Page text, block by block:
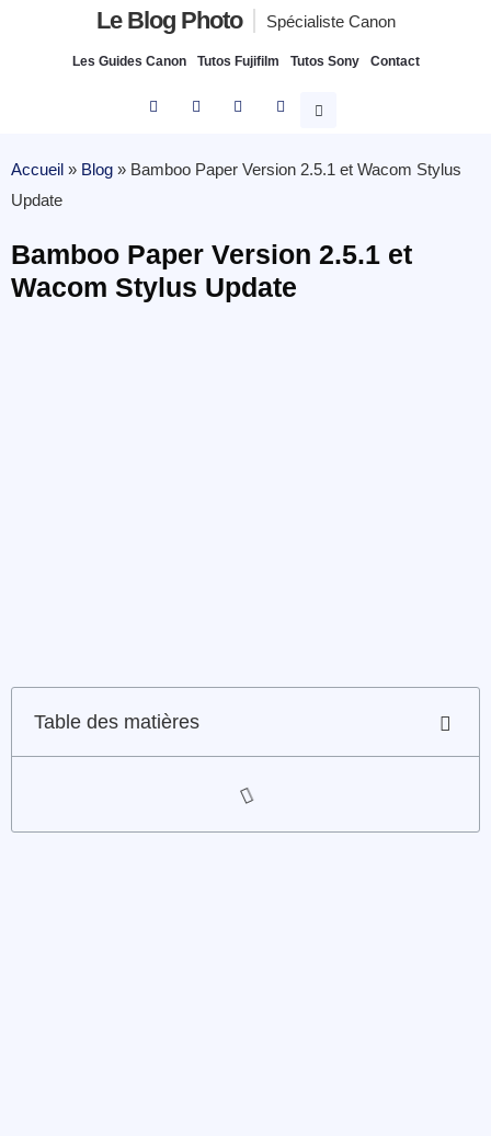
Le Blog Photo Spécialiste Canon
Les Guides Canon Tutos Fujifilm Tutos Sony Contact
Accueil » Blog » Bamboo Paper Version 2.5.1 et Wacom Stylus
Update
Bamboo Paper Version 2.5.1 et
Wacom Stylus Update
Table des matières